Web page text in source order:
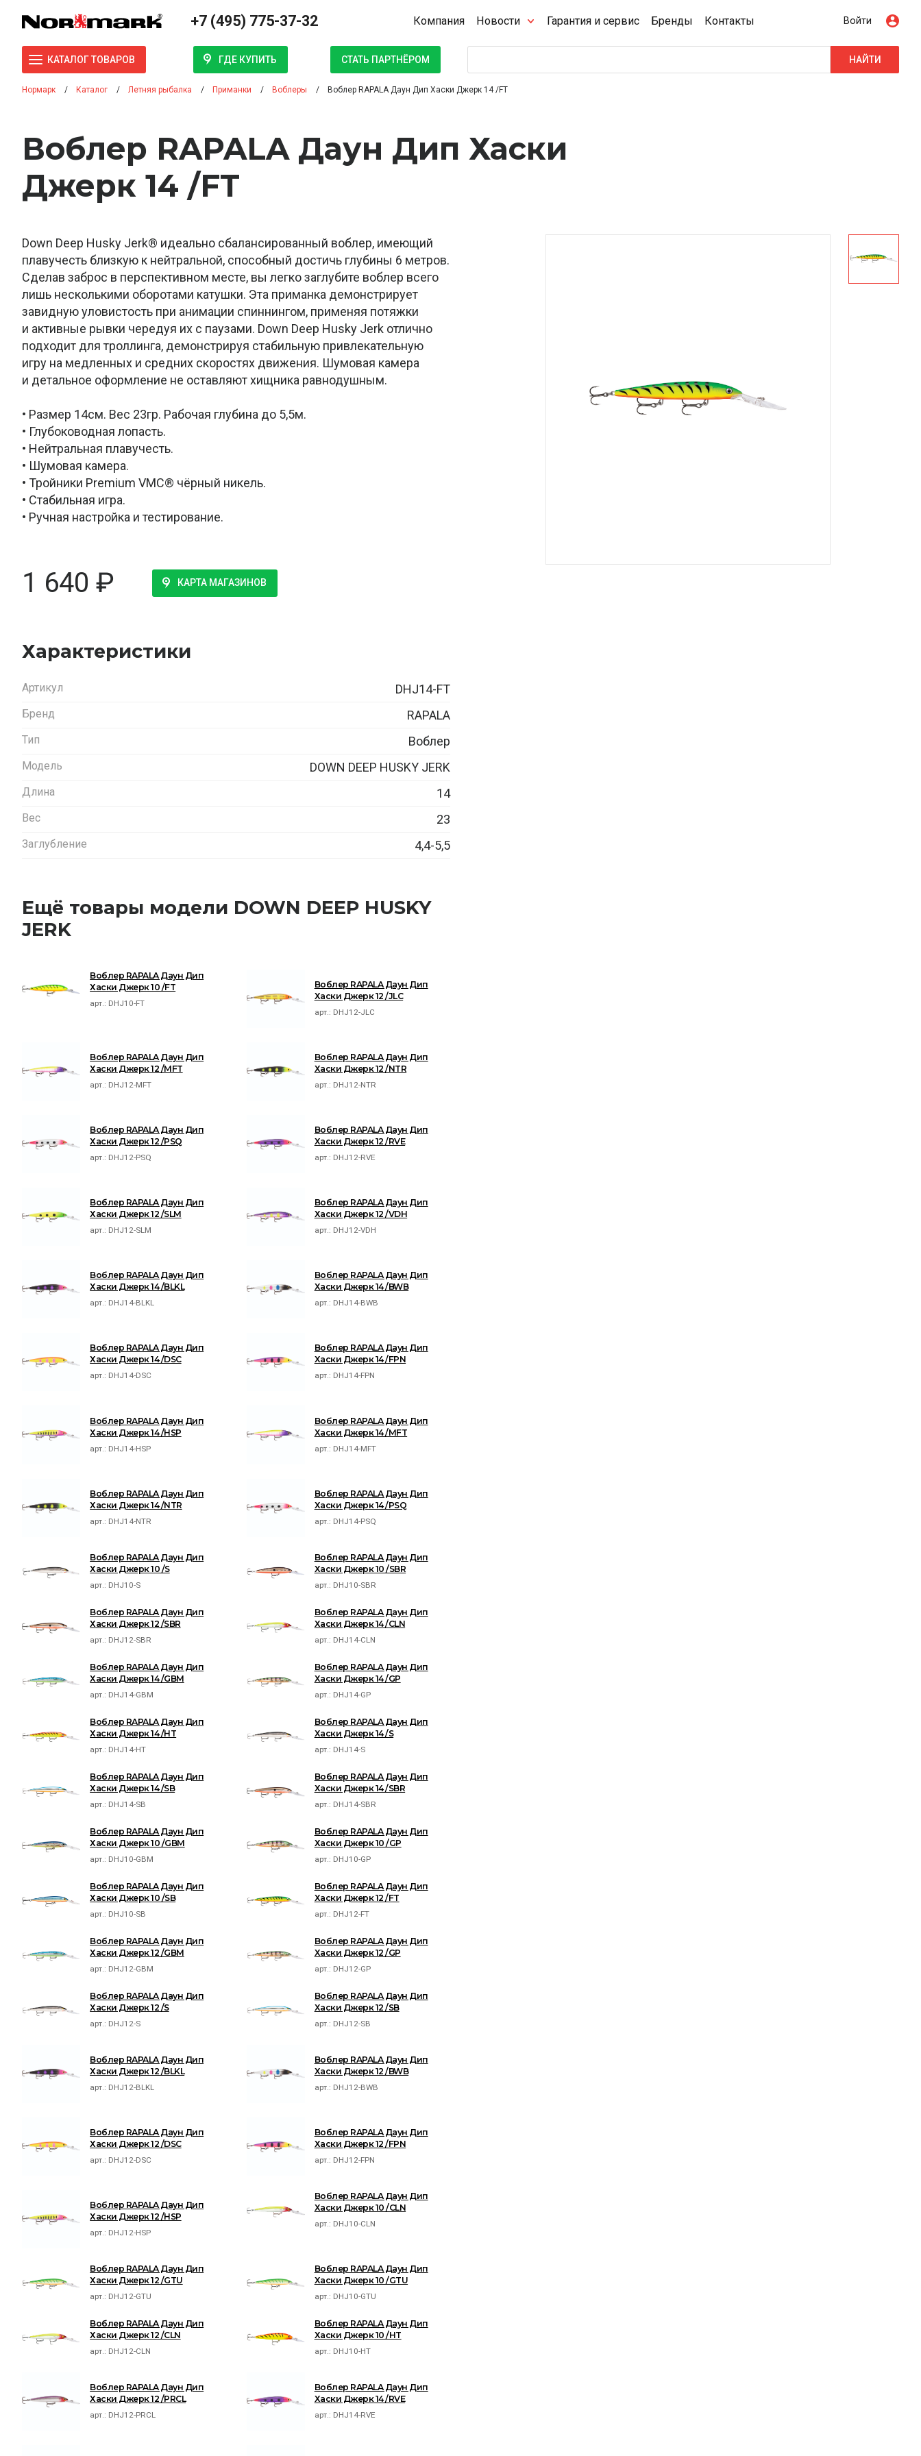
+7 (495) 775-37-32 Компания Новости Гарантия и сервис Бренды Контакты Войти
КАТАЛОГ ТОВАРОВ ГДЕ КУПИТЬ СТАТЬ ПАРТНЁРОМ НАЙТИ
Нормарк Каталог Летняя рыбалка Приманки Воблеры Воблер RAPALA Даун Дип Хаски Джерк 14 /FT
Воблер RAPALA Даун Дип Хаски
Джерк 14 /FT
Down Deep Husky Jerk® идеально сбалансированный воблер, имеющий
плавучесть близкую к нейтральной, способный достичь глубины 6 метров.
Сделав заброс в перспективном месте, вы легко заглубите воблер всего
лишь несколькими оборотами катушки. Эта приманка демонстрирует
завидную уловистость при анимации спиннингом, применяя потяжки
и активные рывки чередуя их с паузами. Down Deep Husky Jerk отлично
подходит для троллинга, демонстрируя стабильную привлекательную
игру на медленных и средних скоростях движения. Шумовая камера
и детальное оформление не оставляют хищника равнодушным.
• Размер 14см. Вес 23гр. Рабочая глубина до 5,5м.
• Глубоководная лопасть.
• Нейтральная плавучесть.
• Шумовая камера.
• Тройники Premium VMC® чёрный никель.
• Стабильная игра.
• Ручная настройка и тестирование.
1 640 ₽ КАРТА МАГАЗИНОВ
Характеристики
Артикул DHJ14-FT
Бренд RAPALA
Тип Воблер
Модель DOWN DEEP HUSKY JERK
Длина 14
Вес 23
Заглубление 4,4-5,5
Ещё товары модели DOWN DEEP HUSKY
JERK
Воблер RAPALA Даун Дип
Хаски Джерк 10 /FT
арт.: DHJ10-FT
Воблер RAPALA Даун Дип
Хаски Джерк 12 /JLC
арт.: DHJ12-JLC
Воблер RAPALA Даун Дип
Хаски Джерк 12 /MFT
арт.: DHJ12-MFT
Воблер RAPALA Даун Дип
Хаски Джерк 12 /NTR
арт.: DHJ12-NTR
Воблер RAPALA Даун Дип
Хаски Джерк 12 /PSQ
арт.: DHJ12-PSQ
Воблер RAPALA Даун Дип
Хаски Джерк 12 /RVE
арт.: DHJ12-RVE
Воблер RAPALA Даун Дип
Хаски Джерк 12 /SLM
арт.: DHJ12-SLM
Воблер RAPALA Даун Дип
Хаски Джерк 12 /VDH
арт.: DHJ12-VDH
Воблер RAPALA Даун Дип
Хаски Джерк 14 /BLKL
арт.: DHJ14-BLKL
Воблер RAPALA Даун Дип
Хаски Джерк 14 /BWB
арт.: DHJ14-BWB
Воблер RAPALA Даун Дип
Хаски Джерк 14 /DSC
арт.: DHJ14-DSC
Воблер RAPALA Даун Дип
Хаски Джерк 14 /FPN
арт.: DHJ14-FPN
Воблер RAPALA Даун Дип
Хаски Джерк 14 /HSP
арт.: DHJ14-HSP
Воблер RAPALA Даун Дип
Хаски Джерк 14 /MFT
арт.: DHJ14-MFT
Воблер RAPALA Даун Дип
Хаски Джерк 14 /NTR
арт.: DHJ14-NTR
Воблер RAPALA Даун Дип
Хаски Джерк 14 /PSQ
арт.: DHJ14-PSQ
Воблер RAPALA Даун Дип
Хаски Джерк 10 /S
арт.: DHJ10-S
Воблер RAPALA Даун Дип
Хаски Джерк 10 /SBR
арт.: DHJ10-SBR
Воблер RAPALA Даун Дип
Хаски Джерк 12 /SBR
арт.: DHJ12-SBR
Воблер RAPALA Даун Дип
Хаски Джерк 14 /CLN
арт.: DHJ14-CLN
Воблер RAPALA Даун Дип
Хаски Джерк 14 /GBM
арт.: DHJ14-GBM
Воблер RAPALA Даун Дип
Хаски Джерк 14 /GP
арт.: DHJ14-GP
Воблер RAPALA Даун Дип
Хаски Джерк 14 /HT
арт.: DHJ14-HT
Воблер RAPALA Даун Дип
Хаски Джерк 14 /S
арт.: DHJ14-S
Воблер RAPALA Даун Дип
Хаски Джерк 14 /SB
арт.: DHJ14-SB
Воблер RAPALA Даун Дип
Хаски Джерк 14 /SBR
арт.: DHJ14-SBR
Воблер RAPALA Даун Дип
Хаски Джерк 10 /GBM
арт.: DHJ10-GBM
Воблер RAPALA Даун Дип
Хаски Джерк 10 /GP
арт.: DHJ10-GP
Воблер RAPALA Даун Дип
Хаски Джерк 10 /SB
арт.: DHJ10-SB
Воблер RAPALA Даун Дип
Хаски Джерк 12 /FT
арт.: DHJ12-FT
Воблер RAPALA Даун Дип
Хаски Джерк 12 /GBM
арт.: DHJ12-GBM
Воблер RAPALA Даун Дип
Хаски Джерк 12 /GP
арт.: DHJ12-GP
Воблер RAPALA Даун Дип
Хаски Джерк 12 /S
арт.: DHJ12-S
Воблер RAPALA Даун Дип
Хаски Джерк 12 /SB
арт.: DHJ12-SB
Воблер RAPALA Даун Дип
Хаски Джерк 12 /BLKL
арт.: DHJ12-BLKL
Воблер RAPALA Даун Дип
Хаски Джерк 12 /BWB
арт.: DHJ12-BWB
Воблер RAPALA Даун Дип
Хаски Джерк 12 /DSC
арт.: DHJ12-DSC
Воблер RAPALA Даун Дип
Хаски Джерк 12 /FPN
арт.: DHJ12-FPN
Воблер RAPALA Даун Дип
Хаски Джерк 12 /HSP
арт.: DHJ12-HSP
Воблер RAPALA Даун Дип
Хаски Джерк 10 /CLN
арт.: DHJ10-CLN
Воблер RAPALA Даун Дип
Хаски Джерк 12 /GTU
арт.: DHJ12-GTU
Воблер RAPALA Даун Дип
Хаски Джерк 10 /GTU
арт.: DHJ10-GTU
Воблер RAPALA Даун Дип
Хаски Джерк 12 /CLN
арт.: DHJ12-CLN
Воблер RAPALA Даун Дип
Хаски Джерк 10 /HT
арт.: DHJ10-HT
Воблер RAPALA Даун Дип
Хаски Джерк 12 /PRCL
арт.: DHJ12-PRCL
Воблер RAPALA Даун Дип
Хаски Джерк 14 /RVE
арт.: DHJ14-RVE